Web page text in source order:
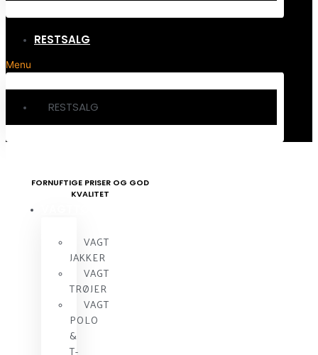
RESTSALG
Menu
RESTSALG
FORNUFTIGE PRISER OG GOD
KVALITET
VAGT
JAKKER
VAGT
TRØJER
VAGT
POLO
&
T-